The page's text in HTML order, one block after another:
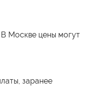
В Москве цены могут
заранее